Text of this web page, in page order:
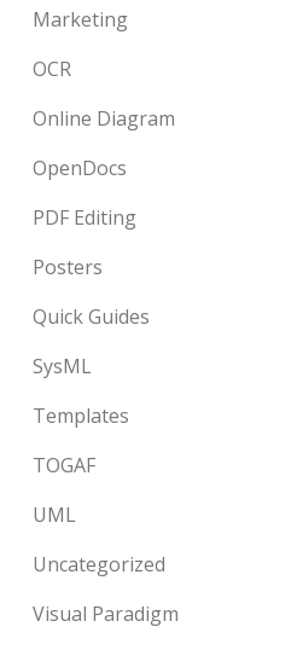
Marketing
OCR
Online Diagram
OpenDocs
PDF Editing
Posters
Quick Guides
SysML
Templates
TOGAF
UML
Uncategorized
Visual Paradigm